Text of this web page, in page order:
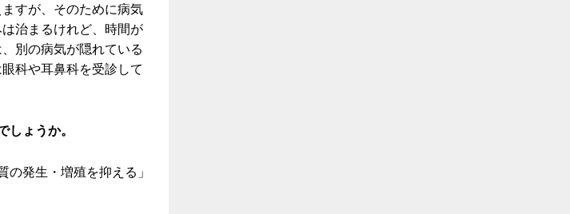
すが、そのために病気
治まるけれど、時間が
別の病気が隠れている
科や耳鼻科を受診して
しょうか。
発生・増殖を抑える」